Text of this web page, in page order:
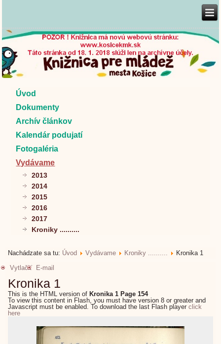
Úvod
Dokumenty
Archív článkov
Kalendár podujatí
Fotogaléria
Vydávame
2013
2014
2015
2016
2017
Kroniky ..........
Nachádzate sa tu: Úvod Vydávame Kroniky ..........
Kronika 1
Vytlačiť
E-mail
Kronika 1
This is the HTML version of Kronika 1 Page 154
To view this content in Flash, you must have version 8 or greater and
Javascript must be enabled. To download the last Flash playerclick
here